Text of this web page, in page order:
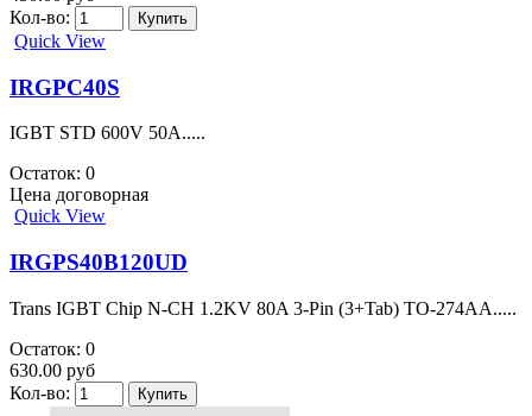
Quick View
IRG4PH40KD
.....
Остаток: 0
Цена договорная
Quick View
IRG7IC28U
IGBT 600В 70А TO220FP.....
Остаток: 4
110.00 руб
Кол-во:
Quick View